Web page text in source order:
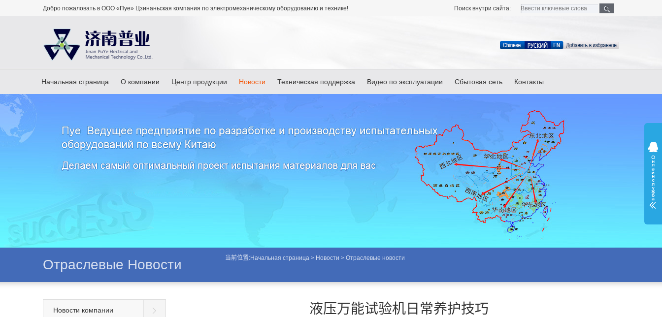
Добро пожаловать в ООО «Пуе» Цзинаньская компания по электромеханическому оборудованию и технике! Поиск внутри сайта:
Начальная страница О компании Центр продукции Новости Техническая поддержка Видео по эксплуатации Сбытовая сеть Контакты
Отраслевые Новости 当前位置:Начальная страница > Новости > Отраслевые новости
液压万能试验机日常养护技巧
Новости компании